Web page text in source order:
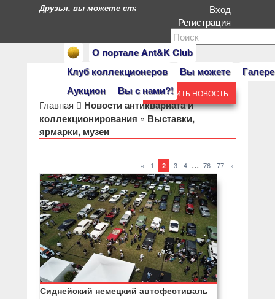
О портале Ant&K Club
Клуб коллекционеров
Вы можете
Аукцион
Вы с нами?!
Друзья, вы можете стать героями нашего портала.
Вход
Регистрация
ДОБАВИТЬ НОВОСТЬ
Главная
Новости антиквариата и
коллекционирования » Выставки,
ярмарки, музеи
« 1 2 3 4 ... 76 77 »
Сиднейский немецкий автофестиваль